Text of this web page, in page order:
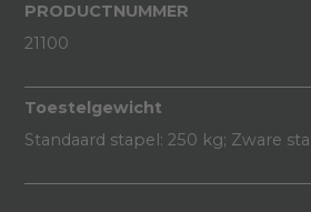
PRODUCTNUMMER
21100
Toestelgewicht
Standaard stapel: 250 kg; Zware